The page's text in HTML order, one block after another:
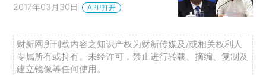
2017年03月30日 APP打开
财新网所刊载内容之知识产权为财新传媒及/或相关权利人
专属所有或持有。未经许可，禁止进行转载、摘编、复制及
建立镜像等任何使用。